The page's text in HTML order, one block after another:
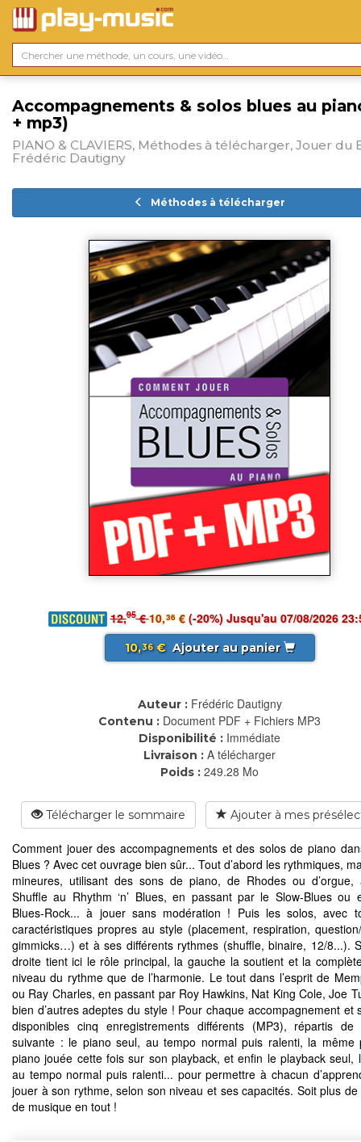
Accompagnements & solos blues au
+ mp3)
PIANO & CLAVIERS, Méthodes à télécharger, Jouer du
Frédéric Dautigny
Méthodes à télécharger
12,95€10,36€(-20%) Jusqu'au 07/08/2026
10,36€ Ajouter au panier
Auteur : Frédéric Dautigny
Contenu : Document PDF + Fichiers MP3
Disponibilité : Immédiate
Livraison : A télécharger
Poids : 249.28 Mo
Télécharger le sommaire Ajouter à mes
Comment jouer des accompagnements et des solos de piano
Blues ? Avec cet ouvrage bien sûr... Tout d’abord les rythmiques,
mineures, utilisant des sons de piano, de Rhodes ou d’orgue,
Shuffle au Rhythm ‘n’ Blues, en passant par le Slow-Blues ou
Blues-Rock... à jouer sans modération ! Puis les solos, avec
caractéristiques propres au style (placement, respiration,
gimmicks…) et à ses différents rythmes (shuffle, binaire, 12/8...).
droite tient ici le rôle principal, la gauche la soutient et la
niveau du rythme que de l’harmonie. Le tout dans l’esprit de
ou Ray Charles, en passant par Roy Hawkins, Nat King Cole, Joe
bien d’autres adeptes du style ! Pour chaque accompagnement et
disponibles cinq enregistrements différents (MP3), répartis
suivante : le piano seul, au tempo normal puis ralenti, la même
piano jouée cette fois sur son playback, et enfin le playback seul,
au tempo normal puis ralenti... pour permettre à chacun
jouer à son rythme, selon son niveau et ses capacités. Soit plus
de musique en tout !